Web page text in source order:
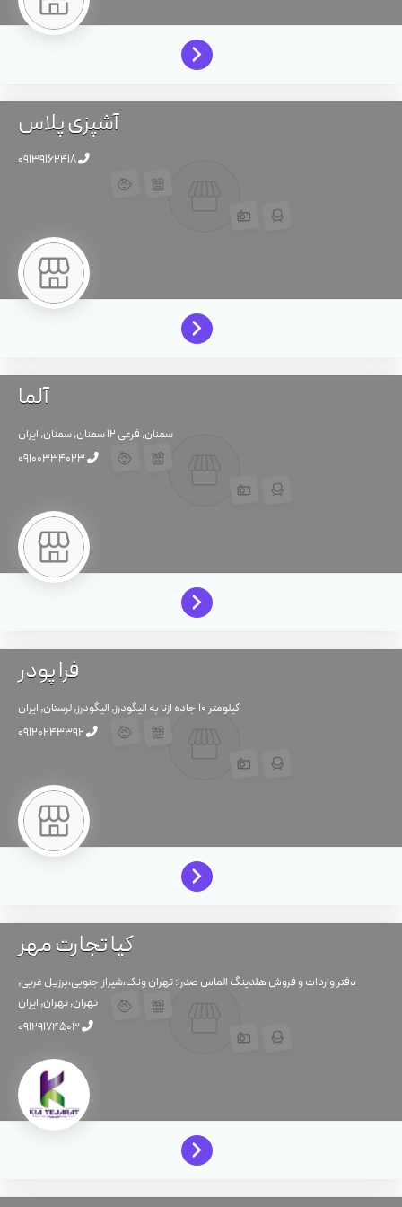
آشپزی پلاس
آلما
سمنان, فرعی ۱۲ سمنان,سمنان,ایران
فرا پودر
کیلومتر 10 جاده ازنا به الیگودرز, الیگودرز,لرستان,ایران
کیا تجارت مهر
دفتر واردات و فروش هلدینگ الماس صدرا: تهران ونک،شیراز جنوبی،برزیل غربی,
تهران,تهران,ایران